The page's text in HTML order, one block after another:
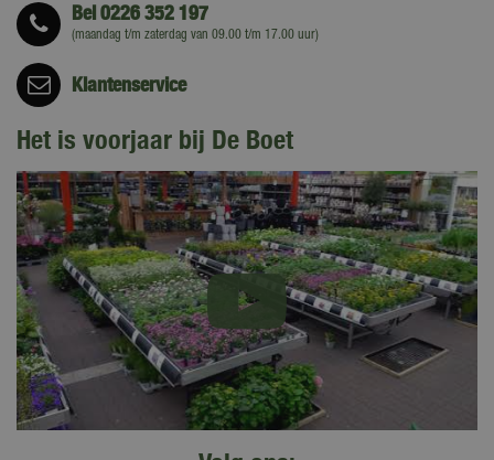
Bel0226 352 197
(maandag t/m zaterdag van 09.00 t/m 17.00 uur)
Klantenservice
Het is voorjaar bij De Boet